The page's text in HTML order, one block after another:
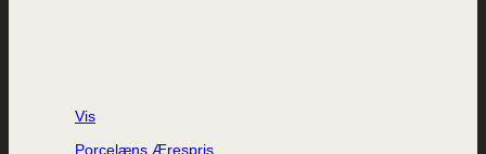
Vis
Porcelæns Ærespris